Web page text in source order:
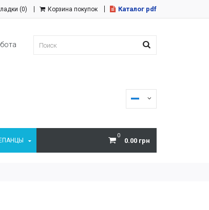
(0) Корзина покупок Каталог pdf
0
0.00 грн